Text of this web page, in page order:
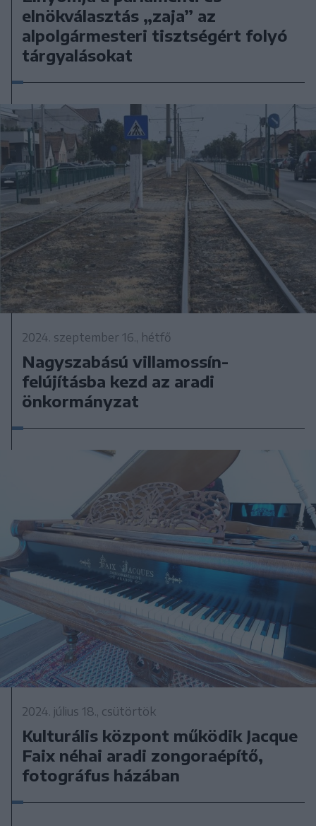
elnökválasztás „zaja” az
alpolgármesteri tisztségért folyó
tárgyalásokat
2024. szeptember 16., hétfő
Nagyszabású villamossín-
felújításba kezd az aradi
önkormányzat
2024. július 18., csütörtök
Kulturális központ működik Jacque
Faix néhai aradi zongoraépítő,
fotográfus házában